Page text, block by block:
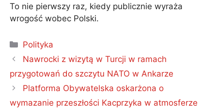
To nie pierwszy raz, kiedy publicznie wyraża
wrogość wobec Polski.
Kategorie
Polityka
Nawrocki z wizytą w Turcji w ramach
przygotowań do szczytu NATO w Ankarze
Platforma Obywatelska oskarżona o
wymazanie przeszłości Kacprzyka w atmosferze